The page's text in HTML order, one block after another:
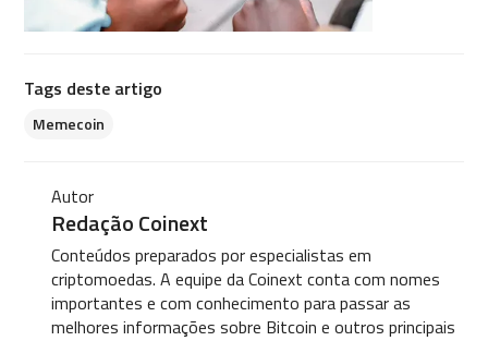
Tags deste artigo
Memecoin
Autor
Redação Coinext
Conteúdos preparados por especialistas em
criptomoedas. A equipe da Coinext conta com nomes
importantes e com conhecimento para passar as
melhores informações sobre Bitcoin e outros principais